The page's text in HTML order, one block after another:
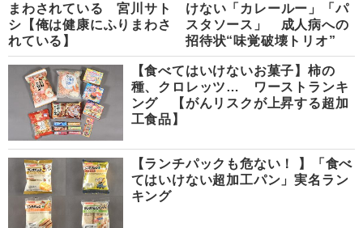
まわされている 宮川サト
シ【俺は健康にふりまわさ
れている】
けない「カレールー」「パ
スタソース」 成人病への
招待状“味覚破壊トリオ”
【食べてはいけないお菓子】柿の
種、クロレッツ… ワーストランキ
ング 【がんリスクが上昇する超加
工食品】
【ランチパックも危ない！ 】「食べ
てはいけない超加工パン」実名ラン
キング